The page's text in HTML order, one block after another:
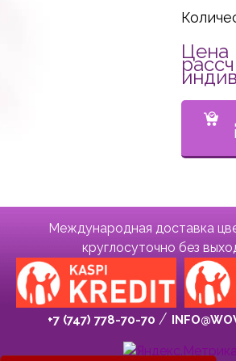
Цена
Международная доставка
круглосуточно без
+7 (747) 778-70-70